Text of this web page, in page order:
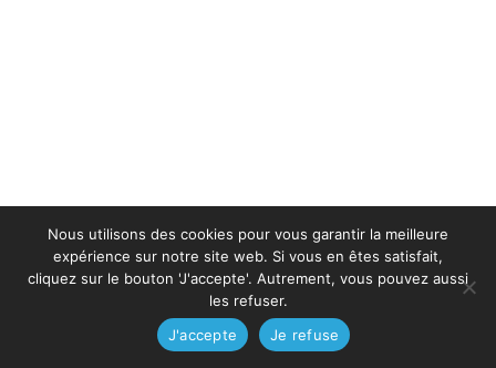
Nous utilisons des cookies pour vous garantir la meilleure
expérience sur notre site web. Si vous en êtes satisfait,
cliquez sur le bouton 'J'accepte'. Autrement, vous pouvez aussi
les refuser.
J'accepte
Je refuse